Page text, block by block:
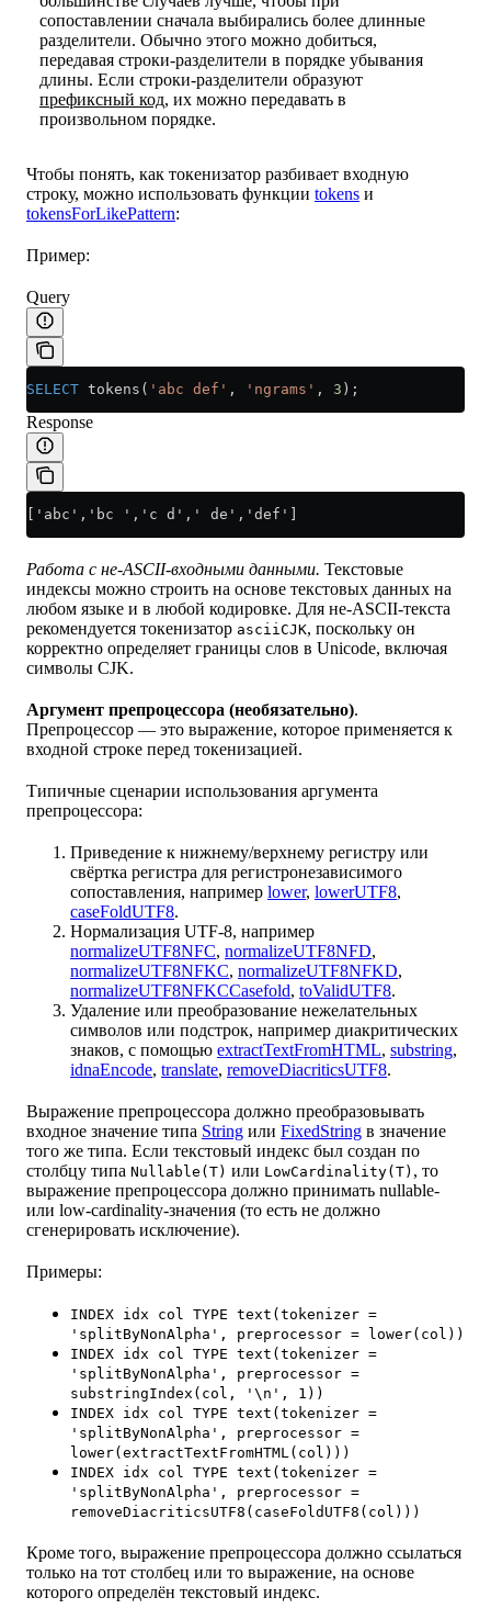
сопоставлении сначала выбирались более длинные
разделители. Обычно этого можно добиться,
передавая строки-разделители в порядке убывания
длины. Если строки-разделители образуют
префиксный код, их можно передавать в
произвольном порядке.
Чтобы понять, как токенизатор разбивает входную
строку, можно использовать функции tokens и
tokensForLikePattern:
Пример:
Query
SELECT tokens( 'abc def' , 'ngrams' , 3 );
Response
['abc','bc ','c d',' de','def']
Работа с не-ASCII-входными данными. Текстовые
индексы можно строить на основе текстовых данных на
любом языке и в любой кодировке. Для не-ASCII-текста
рекомендуется токенизатор asciiCJK, поскольку он
корректно определяет границы слов в Unicode, включая
символы CJK.
Аргумент препроцессора (необязательно).
Препроцессор — это выражение, которое применяется к
входной строке перед токенизацией.
Типичные сценарии использования аргумента
препроцессора:
Приведение к нижнему/верхнему регистру или
свёртка регистра для регистронезависимого
сопоставления, например lower, lowerUTF8,
caseFoldUTF8.
Нормализация UTF-8, например
normalizeUTF8NFC, normalizeUTF8NFD,
normalizeUTF8NFKC, normalizeUTF8NFKD,
normalizeUTF8NFKCCasefold, toValidUTF8.
Удаление или преобразование нежелательных
символов или подстрок, например диакритических
знаков, с помощью extractTextFromHTML, substring,
idnaEncode, translate, removeDiacriticsUTF8.
Выражение препроцессора должно преобразовывать
входное значение типа String или FixedString в значение
того же типа. Если текстовый индекс был создан по
столбцу типа Nullable(T) или LowCardinality(T) , то
выражение препроцессора должно принимать nullable-
или low-cardinality-значения (то есть не должно
сгенерировать исключение).
Примеры:
INDEX idx col TYPE text(tokenizer =
'splitByNonAlpha', preprocessor = lower(col))
INDEX idx col TYPE text(tokenizer =
'splitByNonAlpha', preprocessor =
substringIndex(col, '\n', 1))
INDEX idx col TYPE text(tokenizer =
'splitByNonAlpha', preprocessor =
lower(extractTextFromHTML(col)))
INDEX idx col TYPE text(tokenizer =
'splitByNonAlpha', preprocessor =
removeDiacriticsUTF8(caseFoldUTF8(col)))
Кроме того, выражение препроцессора должно ссылаться
только на тот столбец или то выражение, на основе
которого определён текстовый индекс.